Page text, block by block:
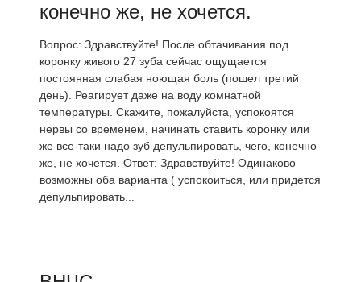
конечно же, не хочется.
Вопрос: Здравствуйте! После обтачивания под
коронку живого 27 зуба сейчас ощущается
постоянная слабая ноющая боль (пошел третий
день). Реагирует даже на воду комнатной
температуры. Скажите, пожалуйста, успокоятся
нервы со временем, начинать ставить коронку или
же все-таки надо зуб депульпировать, чего, конечно
же, не хочется. Ответ: Здравствуйте! Одинаково
возможны оба варианта ( успокоиться, или придется
депульпировать...